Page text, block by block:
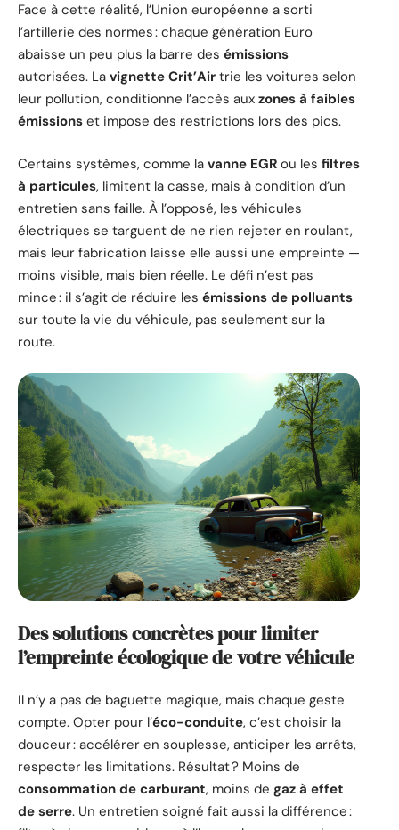
Face à cette réalité, l’Union européenne a sorti
l’artillerie des normes : chaque génération Euro
abaisse un peu plus la barre des émissions
autorisées. La vignette Crit’Air trie les voitures selon
leur pollution, conditionne l’accès aux zones à faibles
émissions et impose des restrictions lors des pics.
Certains systèmes, comme la vanne EGR ou les filtres
à particules, limitent la casse, mais à condition d’un
entretien sans faille. À l’opposé, les véhicules
électriques se targuent de ne rien rejeter en roulant,
mais leur fabrication laisse elle aussi une empreinte —
moins visible, mais bien réelle. Le défi n’est pas
mince : il s’agit de réduire les émissions de polluants
sur toute la vie du véhicule, pas seulement sur la
route.
Des solutions concrètes pour limiter
l’empreinte écologique de votre véhicule
Il n’y a pas de baguette magique, mais chaque geste
compte. Opter pour l’éco-conduite, c’est choisir la
douceur : accélérer en souplesse, anticiper les arrêts,
respecter les limitations. Résultat ? Moins de
consommation de carburant, moins de gaz à effet
de serre. Un entretien soigné fait aussi la différence :